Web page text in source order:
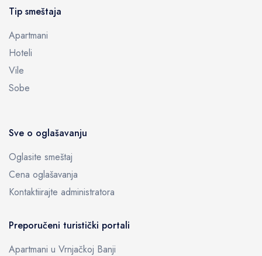
Tip smeštaja
Apartmani
Hoteli
Vile
Sobe
Sve o oglašavanju
Oglasite smeštaj
Cena oglašavanja
Kontaktiirajte administratora
Preporučeni turistički portali
Apartmani u Vrnjačkoj Banji